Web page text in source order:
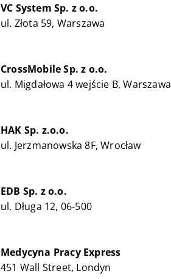
VC System Sp. z o.o.
ul. Złota 59, Warszawa
CrossMobile Sp. z o.o.
ul. Migdałowa 4 wejście B, Warszawa
HAK Sp. z.o.o.
ul. Jerzmanowska 8F, Wrocław
EDB Sp. z o.o.
ul. Długa 12, 06-500
Medycyna Pracy Express
451 Wall Street, Londyn